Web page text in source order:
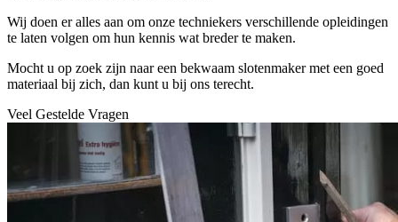
Wij doen er alles aan om onze techniekers verschillende opleidingen
te laten volgen om hun kennis wat breder te maken.
Mocht u op zoek zijn naar een bekwaam slotenmaker met een goed
materiaal bij zich, dan kunt u bij ons terecht.
Veel Gestelde Vragen